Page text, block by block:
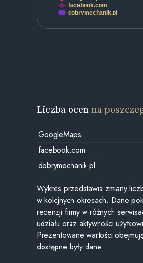
facebook.com
dobrymechanik.pl
Liczba ocenna
GoogleMaps
facebook.com
dobrymechanik.pl
Wykres przedstawia zmiany
w kolejnych okresach. Dane
recenzji firmy w różnych
udziału oraz aktywności
Prezentowane wartości
dostępne były dane.